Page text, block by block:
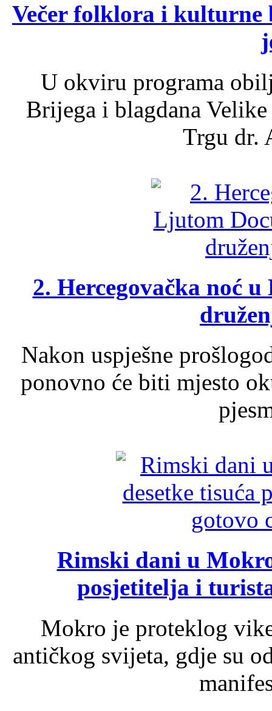
Večer folklora i kulturne
U okviru programa
Brijega i blagdana
Trgu dr.
2. Hercegovačka noć
Nakon uspješne
ponovno će biti mjesto
Rimski dani u
posjetitelja i
Mokro je proteklog
antičkog svijeta, gdje su